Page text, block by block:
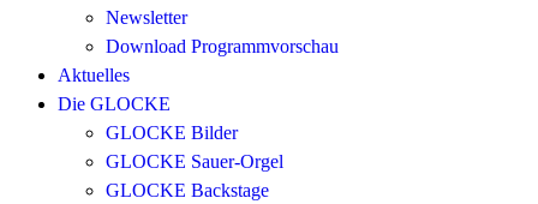
Newsletter
Download Programmvorschau
Aktuelles
Die GLOCKE
GLOCKE Bilder
GLOCKE Sauer-Orgel
GLOCKE Backstage